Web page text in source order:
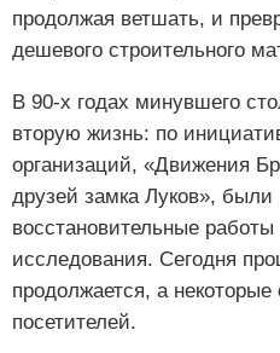
продолжая ветшать, и
дешевого строительного
В 90-х годах минувшего
вторую жизнь: по
организаций, «Движения
друзей замка Луков», были
восстановительные работы
исследования. Сегодня
продолжается, а
посетителей.